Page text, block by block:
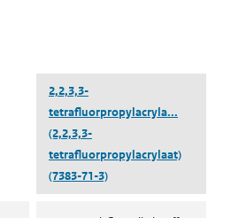
2,2,3,3-
tetrafluorpropylacryla...
(2,2,3,3-
tetrafluorpropylacrylaat)
(7383-71-3)